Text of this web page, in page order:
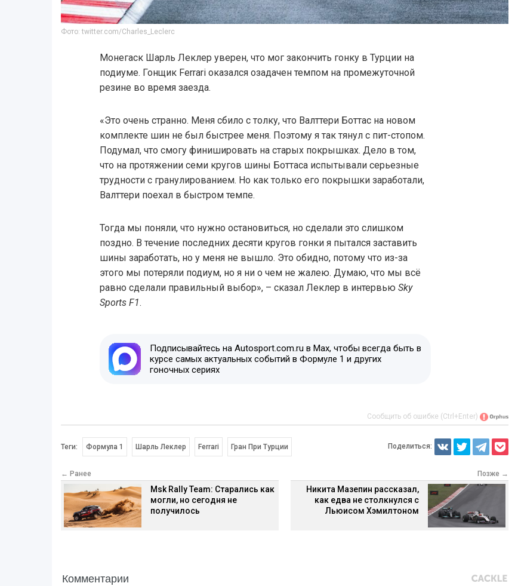
Фото: twitter.com/Charles_Leclerc
Монегаск Шарль Леклер уверен, что мог закончить гонку в Турции на
подиуме. Гонщик Ferrari оказался озадачен темпом на промежуточной
резине во время заезда.
«Это очень странно. Меня сбило с толку, что Валттери Боттас на новом
комплекте шин не был быстрее меня. Поэтому я так тянул с пит-стопом.
Подумал, что смогу финишировать на старых покрышках. Дело в том,
что на протяжении семи кругов шины Боттаса испытывали серьезные
трудности с гранулированием. Но как только его покрышки заработали,
Валттери поехал в быстром темпе.
Тогда мы поняли, что нужно остановиться, но сделали это слишком
поздно. В течение последних десяти кругов гонки я пытался заставить
шины заработать, но у меня не вышло. Это обидно, потому что из-за
этого мы потеряли подиум, но я ни о чем не жалею. Думаю, что мы всё
равно сделали правильный выбор», – сказал Леклер в интервью Sky
Sports F1.
Подписывайтесь на Autosport.com.ru в Max, чтобы всегда быть в
курсе самых актуальных событий в Формуле 1 и других
гоночных сериях
Сообщить об ошибке (Ctrl+Enter)
Теги: Формула 1 Шарль Леклер Ferrari Гран При Турции Поделиться:
← Ранее
Msk Rally Team: Старались как
могли, но сегодня не
получилось
Позже →
Никита Мазепин рассказал,
как едва не столкнулся с
Льюисом Хэмилтоном
Комментарии